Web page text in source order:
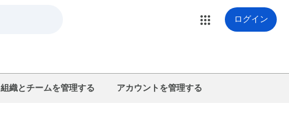
ログイン
組織とチームを管理する アカウントを管理する